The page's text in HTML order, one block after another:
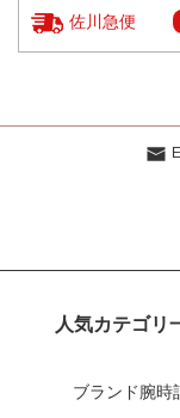
佐川急便
人気カテゴリ
ブランド腕時